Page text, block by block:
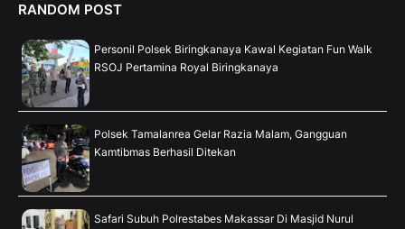
RANDOM POST
Personil Polsek Biringkanaya Kawal Kegiatan Fun Walk
RSOJ Pertamina Royal Biringkanaya
Polsek Tamalanrea Gelar Razia Malam, Gangguan
Kamtibmas Berhasil Ditekan
Safari Subuh Polrestabes Makassar Di Masjid Nurul